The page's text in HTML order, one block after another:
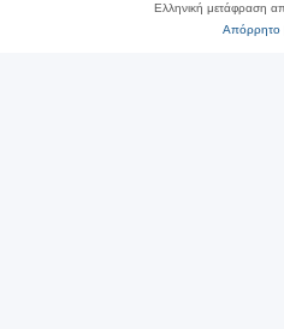
Ελληνική μετάφραση
Απόρρητο